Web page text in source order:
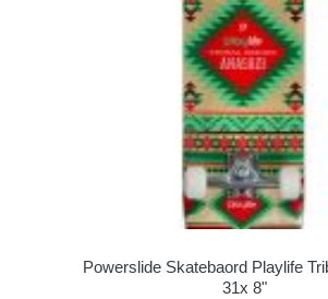
Powerslide Skatebaord Playlife
31x 8"